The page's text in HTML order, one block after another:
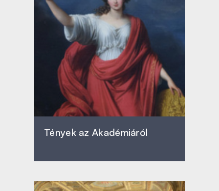
Tények az Akadémiáról